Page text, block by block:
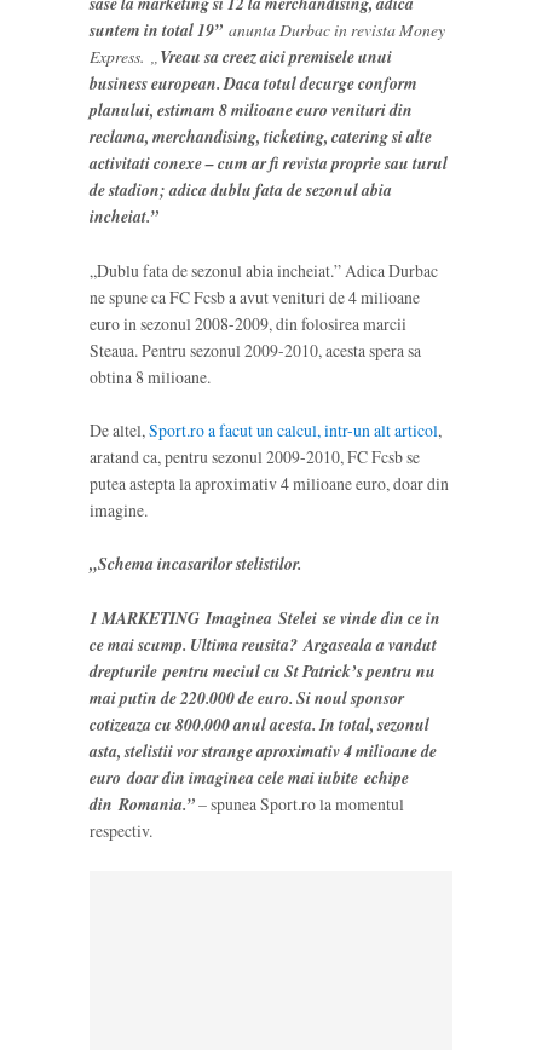
suntem in total 19” anunta Durbac in revista Money
Express. „Vreau sa creez aici premisele unui
business european. Daca totul decurge conform
planului, estimam 8 milioane euro venituri din
reclama, merchandising, ticketing, catering si alte
activitati conexe – cum ar fi revista proprie sau turul
de stadion; adica dublu fata de sezonul abia
incheiat.”
„Dublu fata de sezonul abia incheiat.” Adica Durbac
ne spune ca FC Fcsb a avut venituri de 4 milioane
euro in sezonul 2008-2009, din folosirea marcii
Steaua. Pentru sezonul 2009-2010, acesta spera sa
obtina 8 milioane.
De altel,Sport.ro a facut un calcul, intr-un alt articol,
aratand ca, pentru sezonul 2009-2010, FC Fcsb se
putea astepta la aproximativ 4 milioane euro, doar din
imagine.
„Schema incasarilor stelistilor.
1 MARKETING Imaginea Stelei se vinde din ce in
ce mai scump. Ultima reusita? Argaseala a vandut
drepturile pentru meciul cu St Patrick’s pentru nu
mai putin de 220.000 de euro. Si noul sponsor
cotizeaza cu 800.000 anul acesta. In total, sezonul
asta, stelistii vor strange aproximativ 4 milioane de
euro doar din imaginea cele mai iubite echipe
din Romania.”– spunea Sport.ro la momentul
respectiv.